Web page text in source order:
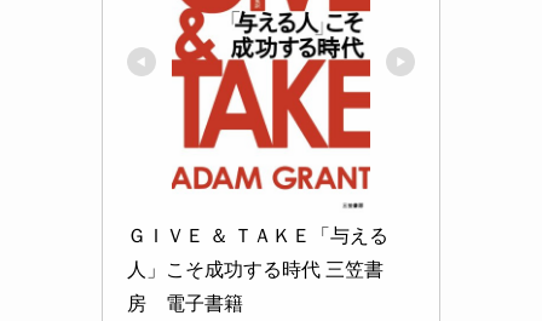
ＧＩＶＥ ＆ ＴＡＫＥ「与える
人」こそ成功する時代 三笠書
房　電子書籍